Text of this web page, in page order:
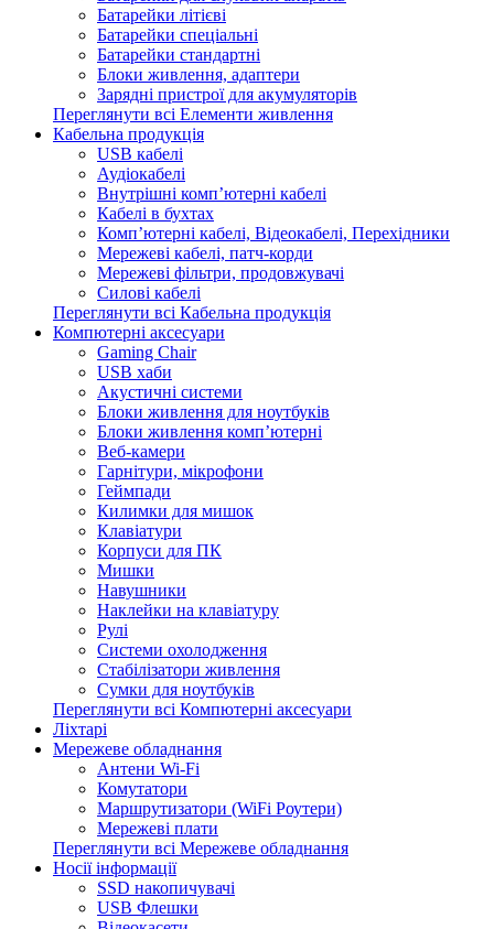
Батарейки літієві
Батарейки спеціальні
Батарейки стандартні
Блоки живлення, адаптери
Зарядні пристрої для акумуляторів
Переглянути всі Елементи живлення
Кабельна продукція
USB кабелі
Аудіокабелі
Внутрішні комп’ютерні кабелі
Кабелі в бухтах
Комп’ютерні кабелі, Відеокабелі, Перехідники
Мережеві кабелі, патч-корди
Мережеві фільтри, продовжувачі
Силові кабелі
Переглянути всі Кабельна продукція
Компютерні аксесуари
Gaming Chair
USB хаби
Акустичні системи
Блоки живлення для ноутбуків
Блоки живлення комп’ютерні
Веб-камери
Гарнітури, мікрофони
Геймпади
Килимки для мишок
Клавіатури
Корпуси для ПК
Мишки
Навушники
Наклейки на клавіатуру
Рулі
Системи охолодження
Стабілізатори живлення
Сумки для ноутбуків
Переглянути всі Компютерні аксесуари
Ліхтарі
Мережеве обладнання
Антени Wi-Fi
Комутатори
Маршрутизатори (WiFi Роутери)
Мережеві плати
Переглянути всі Мережеве обладнання
Носії інформації
SSD накопичувачі
USB Флешки